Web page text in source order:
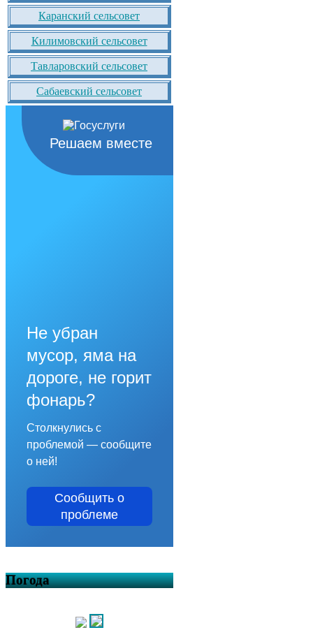
Каранский сельсовет
Килимовский сельсовет
Тавларовский сельсовет
Сабаевский сельсовет
Решаем вместе
Не убран
мусор, яма на
дороге, не горит
фонарь?
Столкнулись с
проблемой — сообщите
о ней!
Сообщить о
проблеме
Погода